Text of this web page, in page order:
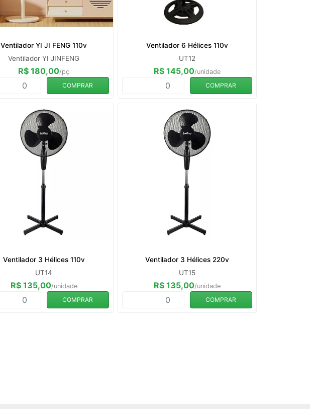
Ventilador YI JI FENG 110v
Ventilador YI JINFENG
R$ 180,00/pç
COMPRAR
Ventilador 6 Hélices 110v
UT12
R$ 145,00/unidade
COMPRAR
Ventilador 3 Hélices 110v
UT14
R$ 135,00/unidade
COMPRAR
Ventilador 3 Hélices 220v
UT15
R$ 135,00/unidade
COMPRAR